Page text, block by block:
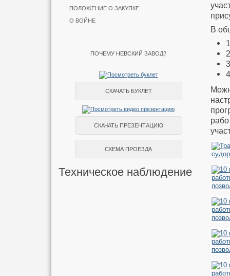
ПОЛОЖЕНИЕ О ЗАКУПКЕ
О ВОЙНЕ
ПОЧЕМУ НЕВСКИЙ ЗАВОД?
СКАЧАТЬ БУКЛЕТ
СКАЧАТЬ ПРЕЗЕНТАЦИЮ
СХЕМА ПРОЕЗДА
Техническое наблюдение
В